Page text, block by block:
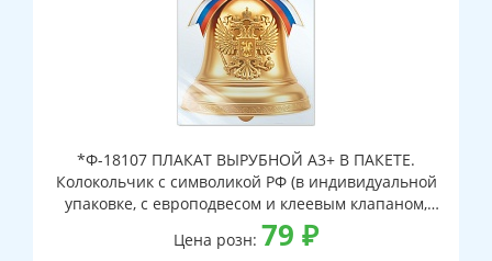
*Ф-18107 ПЛАКАТ ВЫРУБНОЙ А3+ В ПАКЕТЕ.
Колокольчик с символикой РФ (в индивидуальной
упаковке, с европодвесом и клеевым клапаном,
двухсторонний, ВД-лак)
Цена розн: 79 ₽